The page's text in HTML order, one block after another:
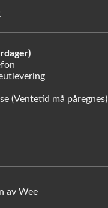
(Ventetid må påregnes)
av Wee